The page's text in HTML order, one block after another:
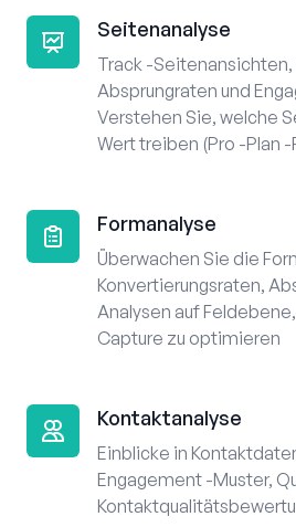
Seitenanalyse
Track -
Absprungraten und
Verstehen Sie, welche
Wert treiben (Pro -Plan -
Formanalyse
Überwachen Sie die
Konvertierungsraten,
Analysen auf
Capture zu optimieren
Kontaktanalyse
Einblicke in
Engagement -Muster,